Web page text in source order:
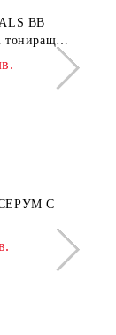
BB
тониращ
нюанс за
С